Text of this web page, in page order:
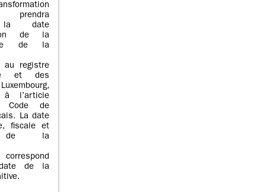
prendra
date
de la
de la
au registre
et des
à l’article
Code de
La date
fiscale et
de la
correspond
de la